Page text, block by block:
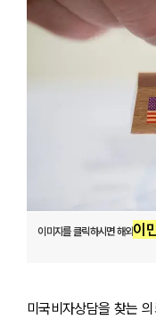
이미지를 클릭하시면 해외이
미국비자상담을 찾는